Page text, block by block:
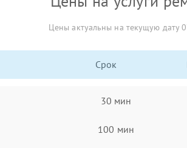
Цены актуальны на текущую дату
Срок
30 мин
100 мин